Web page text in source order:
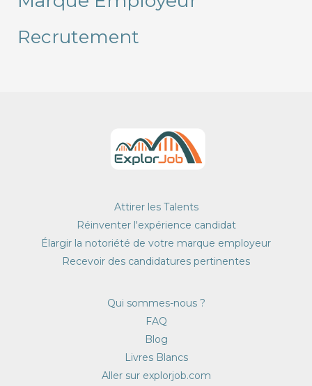
Recrutement
Attirer les Talents
Réinventer l'expérience candidat
Élargir la notoriété de votre marque employeur
Recevoir des candidatures pertinentes
Qui sommes-nous ?
FAQ
Blog
Livres Blancs
Aller sur explorjob.com